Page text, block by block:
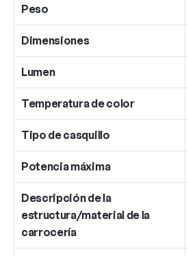
Peso
Dimensiones
Lumen
Temperatura de color
Tipo de casquillo
Potencia máxima
Descripción de la
estructura/material de la
carrocería